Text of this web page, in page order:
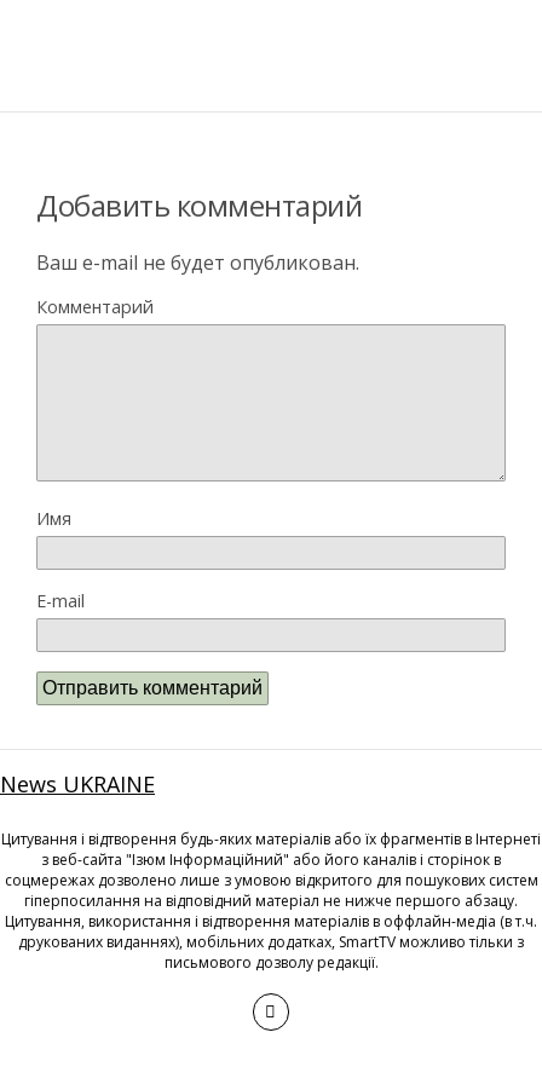
Добавить комментарий
Ваш e-mail не будет опубликован.
Комментарий
Имя
E-mail
News UKRAINE
Цитування і відтворення будь-яких матеріалів або їх фрагментів в Інтернеті
з веб-сайта "Ізюм Інформаційний" або його каналів і сторінок в
соцмережах дозволено лише з умовою відкритого для пошукових систем
гіперпосилання на відповідний матеріал не нижче першого абзацу.
Цитування, використання і відтворення матеріалів в оффлайн-медіа (в т.ч.
друкованих виданнях), мобільних додатках, SmartTV можливо тільки з
письмового дозволу редакції.